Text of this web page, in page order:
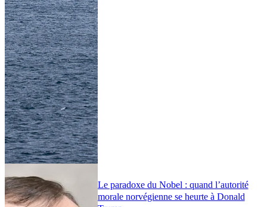
Le paradoxe du Nobel : quand l’autorité
morale norvégienne se heurte à Donald